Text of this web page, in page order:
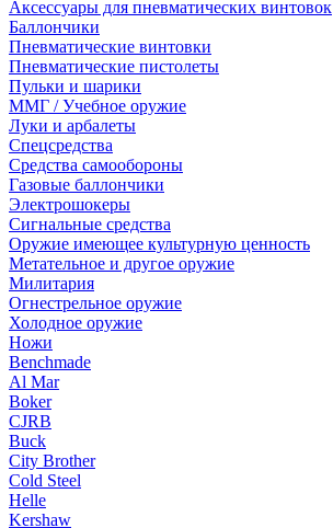
Аксессуары для пневматических винтовок
Баллончики
Пневматические винтовки
Пневматические пистолеты
Пульки и шарики
ММГ / Учебное оружие
Луки и арбалеты
Спецсредства
Средства самообороны
Газовые баллончики
Электрошокеры
Сигнальные средства
Оружие имеющее культурную ценность
Метательное и другое оружие
Милитария
Огнестрельное оружие
Холодное оружие
Ножи
Benchmade
Al Mar
Boker
CJRB
Buck
City Brother
Cold Steel
Helle
Kershaw